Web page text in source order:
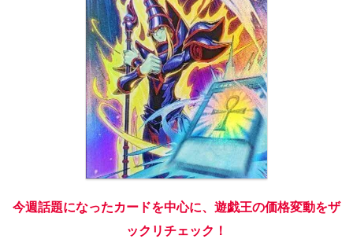
今週話題になったカードを中心に、遊戯王の価格変動をザ
ックリチェック！